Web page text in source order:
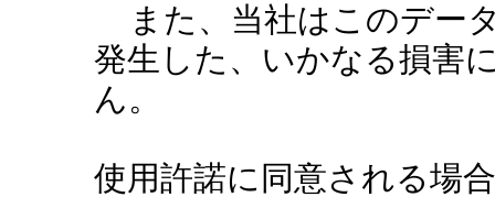
また、当社はこのデー
発生した、いかなる損害
ん。
使用許諾に同意される場